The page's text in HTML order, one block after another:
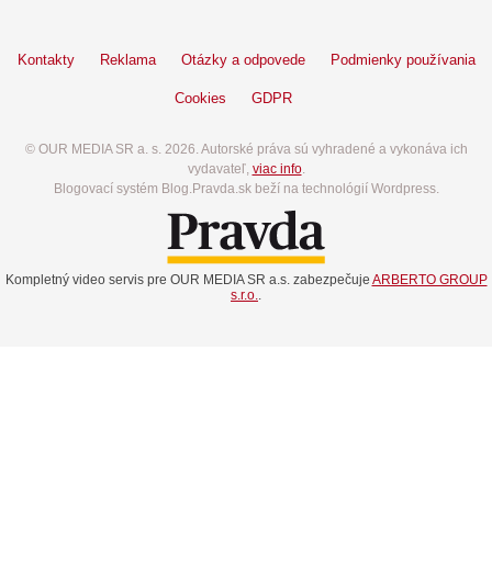
Kontakty Reklama Otázky a odpovede Podmienky používania
Cookies GDPR
© OUR MEDIA SR a. s. 2026. Autorské práva sú vyhradené a vykonáva ich
vydavateľ, viac info.
Blogovací systém Blog.Pravda.sk beží na technológií Wordpress.
Kompletný video servis pre OUR MEDIA SR a.s. zabezpečuje ARBERTO GROUP
s.r.o.